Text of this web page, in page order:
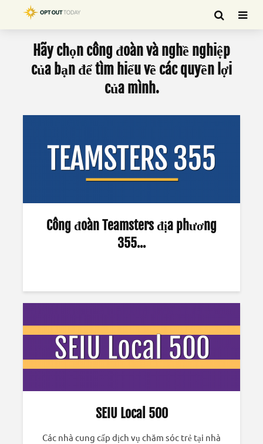
Hãy chọn công đoàn và nghề nghiệp
của bạn để tìm hiểu về các quyền lợi
của mình.
Công đoàn Teamsters địa phương
355...
SEIU Local 500
Các nhà cung cấp dịch vụ chăm sóc trẻ tại nhà